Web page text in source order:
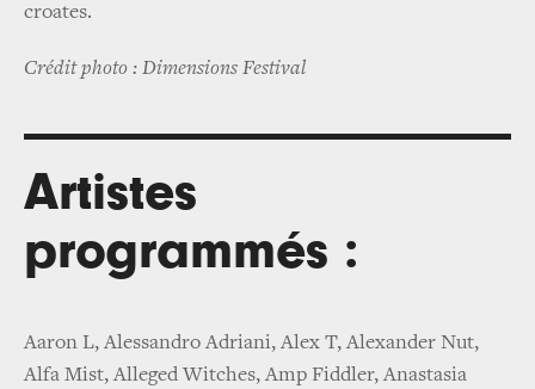
croates.
Crédit photo : Dimensions Festival
Artistes
programmés :
Aaron L, Alessandro Adriani, Alex T, Alexander Nut,
Alfa Mist, Alleged Witches, Amp Fiddler, Anastasia